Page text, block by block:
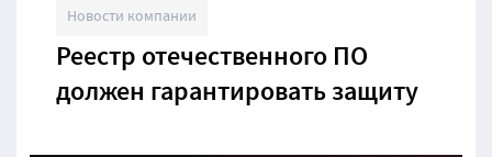
Новости компании
Реестр отечественного ПО
должен гарантировать защиту